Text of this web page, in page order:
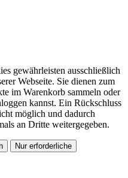
gewährleisten ausschließlich
Webseite. Sie dienen zum
im Warenkorb sammeln oder
kannst. Ein Rückschluss
möglich und dadurch
an Dritte weitergegeben.
Nur erforderliche